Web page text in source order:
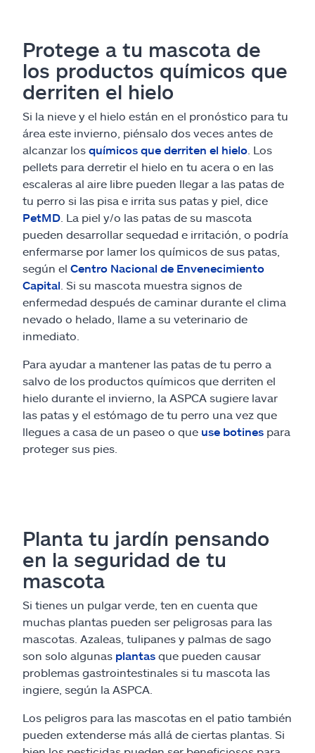
Protege a tu mascota de
los productos químicos que
derriten el hielo
Si la nieve y el hielo están en el pronóstico para tu
área este invierno, piénsalo dos veces antes de
alcanzar los químicos que derriten el hielo . Los
pellets para derretir el hielo en tu acera o en las
escaleras al aire libre pueden llegar a las patas de
tu perro si las pisa e irrita sus patas y piel, dice
PetMD . La piel y/o las patas de su mascota
pueden desarrollar sequedad e irritación, o podría
enfermarse por lamer los químicos de sus patas,
según el Centro Nacional de Envenecimiento
Capital . Si su mascota muestra signos de
enfermedad después de caminar durante el clima
nevado o helado, llame a su veterinario de
inmediato.
Para ayudar a mantener las patas de tu perro a
salvo de los productos químicos que derriten el
hielo durante el invierno, la ASPCA sugiere lavar
las patas y el estómago de tu perro una vez que
llegues a casa de un paseo o que use botines para
proteger sus pies.
Planta tu jardín pensando
en la seguridad de tu
mascota
Si tienes un pulgar verde, ten en cuenta que
muchas plantas pueden ser peligrosas para las
mascotas. Azaleas, tulipanes y palmas de sago
son solo algunas plantas que pueden causar
problemas gastrointestinales si tu mascota las
ingiere, según la ASPCA.
Los peligros para las mascotas en el patio también
pueden extenderse más allá de ciertas plantas. Si